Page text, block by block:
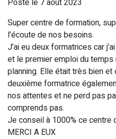
Posté le 7 août 2023
Super centre de formation,
l’écoute de nos besoins.
J’ai eu deux formatrices car
et le premier emploi du
planning. Elle était très bien
deuxième formatrice
nos attentes et ne perd pas
comprends pas.
Je conseil à 1000% ce centre
MERCI A EUX